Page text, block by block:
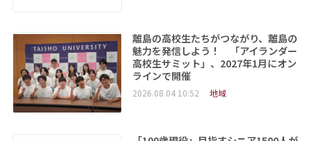
離島の高校生たちがつながり、離島の
魅力を発信しよう！ 「アイランダー
高校生サミット」、2027年1月にオン
ラインで開催
2026.08.04 10:52 地域